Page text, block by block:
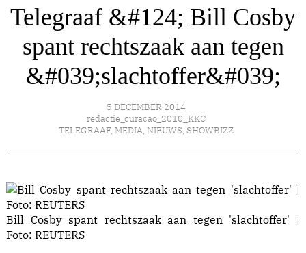
Telegraaf &#124; Bill Cosby
spant rechtszaak aan tegen
&#039;slachtoffer&#039;
5 DECEMBER 2014
redactie_curacao_2010_KKC
TELEGRAAF, MEDIA, NIEUWS, SHOWBIZZ
Bill Cosby spant rechtszaak aan tegen 'slachtoffer' |
Foto: REUTERS